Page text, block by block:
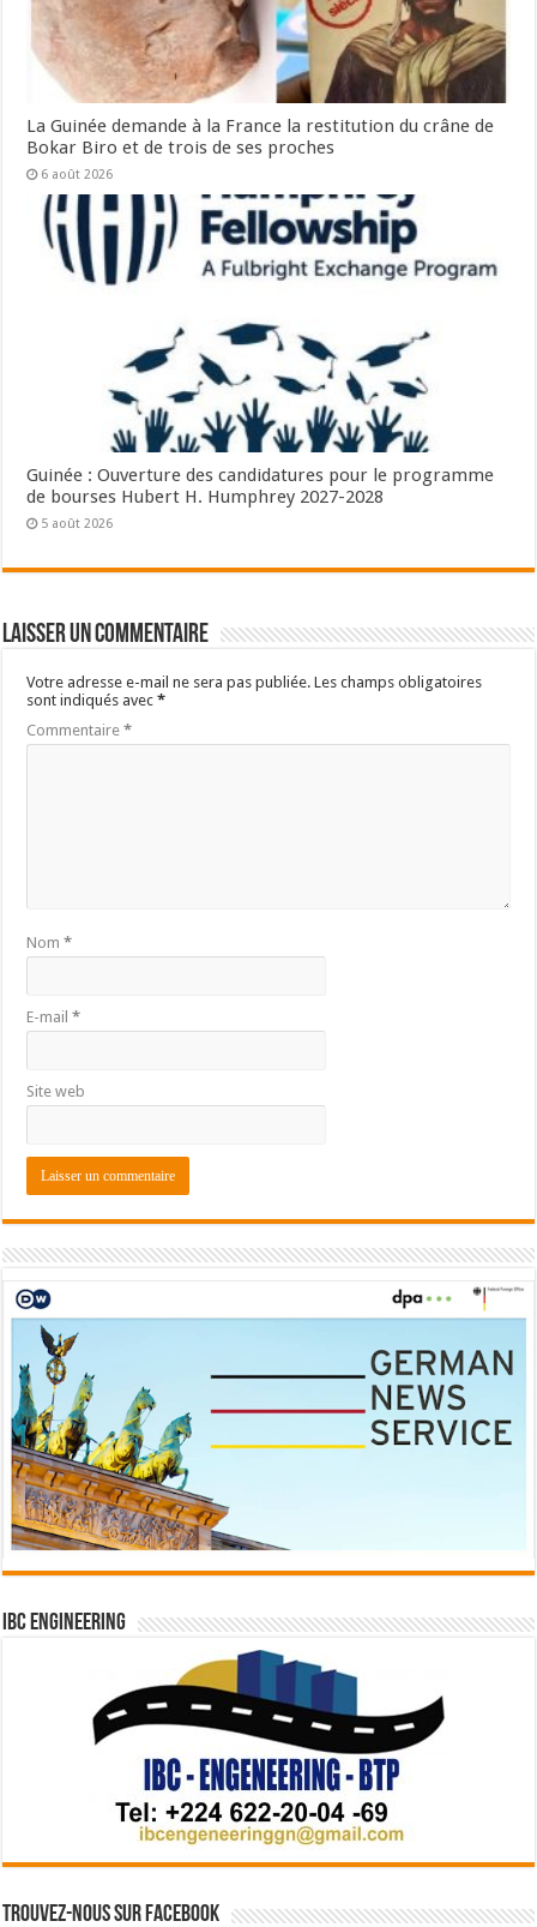
La Guinée demande à la France la restitution du crâne de
Bokar Biro et de trois de ses proches
6 août 2026
Guinée : Ouverture des candidatures pour le programme
de bourses Hubert H. Humphrey 2027-2028
5 août 2026
Laisser un commentaire
Votre adresse e-mail ne sera pas publiée. Les champs obligatoires
sont indiqués avec*
Commentaire*
Nom*
E-mail*
Site web
IBC Engineering
Trouvez-nous sur Facebook